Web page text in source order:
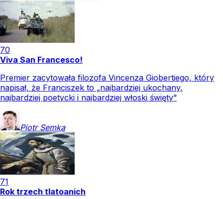
70
Viva San Francesco!
Premier zacytowała filozofa Vincenza Giobertiego, który
napisał, że Franciszek to „najbardziej ukochany,
najbardziej poetycki i najbardziej włoski święty”
Piotr Semka
71
Rok trzech tlatoanich